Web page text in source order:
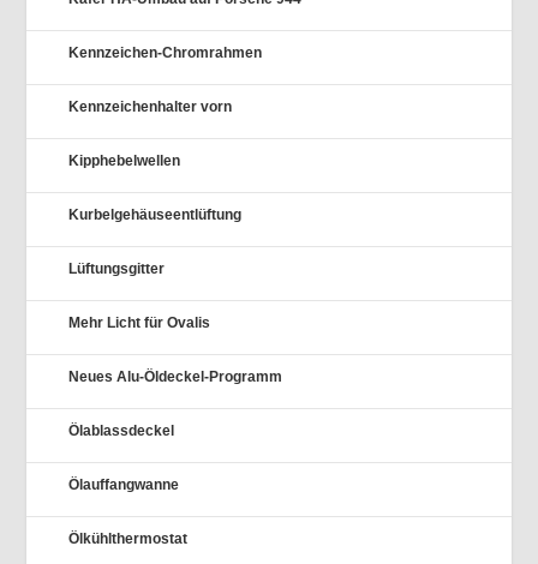
Kennzeichen-Chromrahmen
Kennzeichenhalter vorn
Kipphebelwellen
Kurbelgehäuseentlüftung
Lüftungsgitter
Mehr Licht für Ovalis
Neues Alu-Öldeckel-Programm
Ölablassdeckel
Ölauffangwanne
Ölkühlthermostat